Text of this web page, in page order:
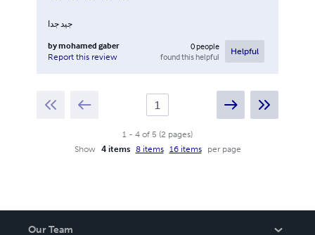
جيد جدا
bymohamed gaber
Report this review
0people
found this helpful
Helpful
1 - 4 of 5 (2 pages)
Show
4 items 8 items 16 items per page
Our Team